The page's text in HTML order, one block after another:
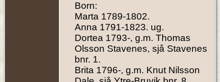
Born:
Marta 1789-1802.
Anna 1791-1823. ug.
Dortea 1793-, g.m. Thomas
Olsson Stavenes, sjå Stavenes
bnr. 1.
Brita 1796-, g.m. Knut Nilsson